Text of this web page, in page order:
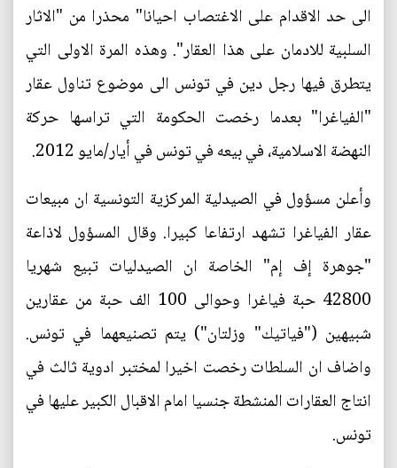
الى حد الاقدام على الاغتصاب احيانا" محذرا من "الاثار
السلبية للادمان على هذا العقار". وهذه المرة الاولى التي
يتطرق فيها رجل دين في تونس الى موضوع تناول عقار
"الفياغرا" بعدما رخصت الحكومة التي تراسها حركة
النهضة الاسلامية، في بيعه في تونس في أيار/مايو 2012.
وأعلن مسؤول في الصيدلية المركزية التونسية ان مبيعات
عقار الفياغرا تشهد ارتفاعا كبيرا. وقال المسؤول لاذاعة
"جوهرة إف إم" الخاصة ان الصيدليات تبيع شهريا
42800 حبة فياغرا وحوالى 100 الف حبة من عقارين
شبيهين ("فياتيك" وزلتان") يتم تصنيعهما في تونس.
واضاف ان السلطات رخصت اخيرا لمختبر ادوية ثالث في
انتاج العقارات المنشطة جنسيا امام الاقبال الكبير عليها في
تونس.